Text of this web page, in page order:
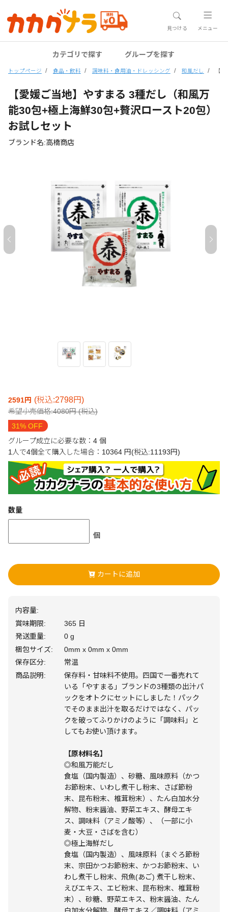
見つける メニュー
カテゴリで探す グループを探す
トップページ 食品・飲料 調味料・食用油・ドレッシング 和風だし 【
【愛媛ご当地】やすまる 3種だし（和風万
能30包+極上海鮮30包+贅沢ロースト20包）
お試しセット
ブランド名:高橋商店
2591円 (税込:2798円)
希望小売価格:4080円 (税込)
31% OFF
グループ成立に必要な数：4 個
1人で4個全て購入した場合：10364 円(税込:11193円)
数量
個
カートに追加
内容量:
賞味期限:
365 日
発送重量:
0 g
梱包サイズ:
0mm x 0mm x 0mm
保存区分:
常温
商品説明:
保存料・甘味料不使用。四国で一番売れて
いる「やすまる」ブランドの3種類の出汁パ
ックをオトクにセットにしました！パック
でそのまま出汁を取るだけではなく、パッ
クを破ってふりかけのように「調味料」と
してもお使い頂けます。
【原材料名】
◎和風万能だし
食塩（国内製造）、砂糖、風味原料（かつ
お節粉末、いわし煮干し粉末、さば節粉
末、昆布粉末、椎茸粉末）、たん白加水分
解物、粉末醤油、野菜エキス、酵母エキ
ス、調味料（アミノ酸等）、（一部に小
麦・大豆・さばを含む）
◎極上海鮮だし
食塩（国内製造）、風味原料（まぐろ節粉
末、宗田かつお節粉末、かつお節粉末、い
わし煮干し粉末、飛魚(あご) 煮干し粉末、
えびエキス、エビ粉末、昆布粉末、椎茸粉
末）、砂糖、野菜エキス、粉末醤油、たん
白加水分解物、酵母エキス／調味料（アミ